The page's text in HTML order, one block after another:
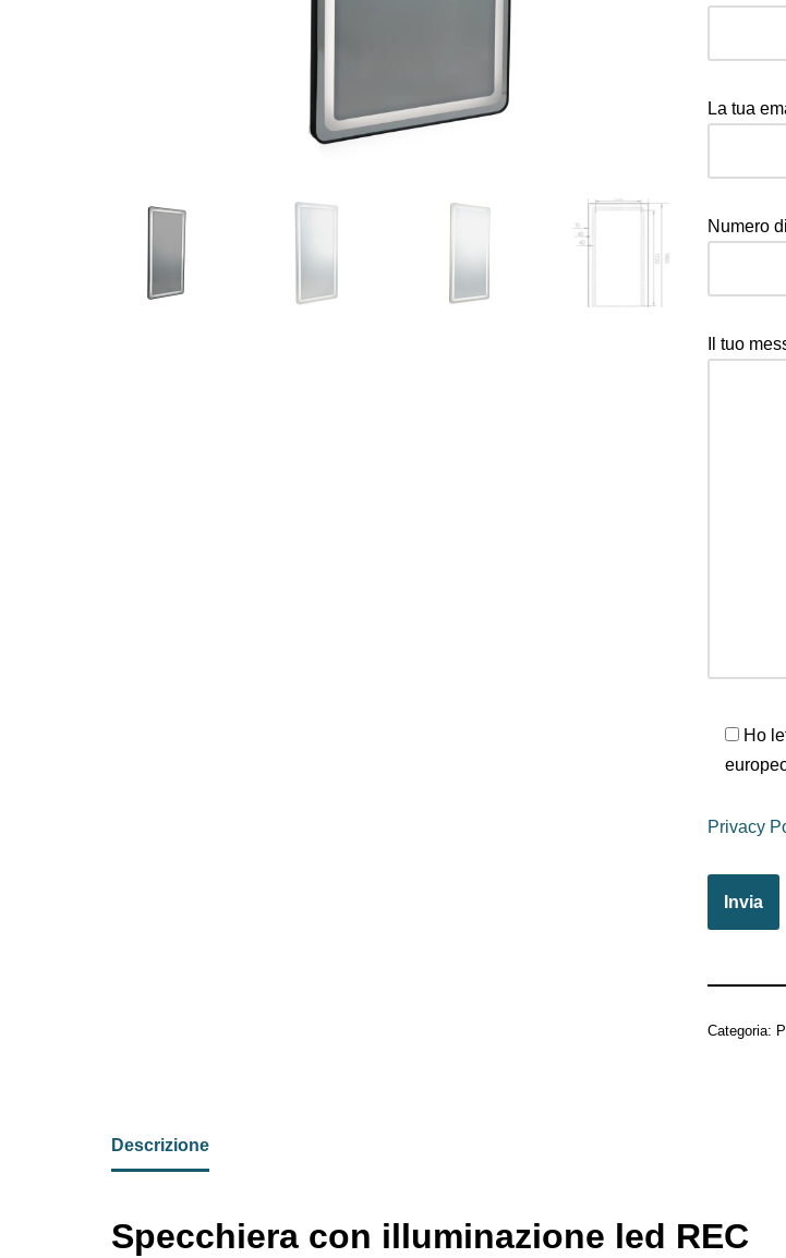
La tua
Numero
Il tuo
Ho
Privacy
Categoria:
Descrizione
Specchiera con illuminazione led REC